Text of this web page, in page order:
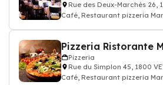
Rue des Deux-Marchés 26,
Café, Restaurant pizzeria
Pizzeria Ristorante
Pizzeria
Rue du Simplon 45, 1800
Café, Restaurant pizzeria